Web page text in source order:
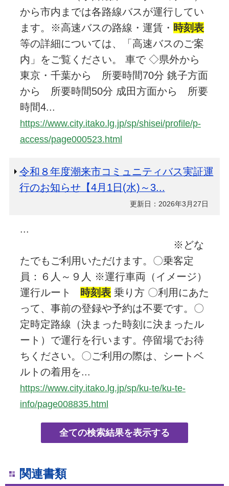
から市内までは各路線バスが運行してい
ます。※高速バスの路線・運賃・ 時刻表
等の詳細については、「高速バスのご案
内」をご覧ください。 車で ◇県外から
東京・千葉から 所要時間70分 銚子方面
から 所要時間50分 成田方面から 所要
時間4...
https://www.city.itako.lg.jp/sp/shisei/profile/p-
access/page000523.html
令和８年度潮来市コミュニティバス実証運
行のお知らせ【4月1日(水)～3...
更新日：2026年3月27日
...
※どな
たでもご利用いただけます。〇乗客定
員：６人～９人 ※運行車両（イメージ）
運行ルート 時刻表乗り方 〇利用にあた
って、事前の登録や予約は不要です。〇
定時定路線（決まった時刻に決まったル
ート）で運行を行います。停留場でお待
ちください。〇ご利用の際は、シートベ
ルトの着用を...
https://www.city.itako.lg.jp/sp/ku-te/ku-te-
info/page008835.html
関連書類